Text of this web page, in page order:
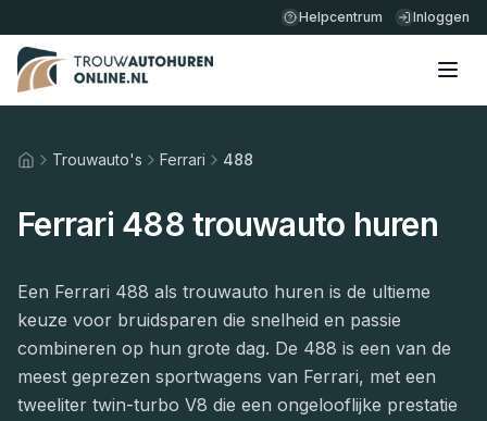
Helpcentrum Inloggen
HomeTrouwauto's Ferrari 488
Ferrari 488 trouwauto huren
Een Ferrari 488 als trouwauto huren is de ultieme
keuze voor bruidsparen die snelheid en passie
combineren op hun grote dag. De 488 is een van de
meest geprezen sportwagens van Ferrari, met een
tweeliter twin-turbo V8 die een ongelooflijke prestatie